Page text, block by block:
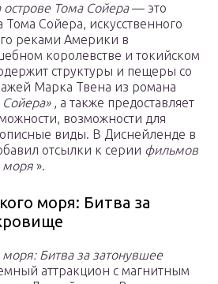
острове Тома Сойера— это
Тома Сойера, искусственного
реками Америки в
королевстве и токийском
структуры и пещеры со
Марка Твена из романа
, а также предоставляет
возможности для
виды. В Диснейленде в
отсылки к серии фильмов
моря ».
моря: Битва за
Битва за затонувшее
аттракцион с магнитным